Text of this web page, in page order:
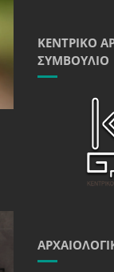
ΚΕΝΤΡΙΚΌ
ΣΥΜΒΟΎΛΙΟ